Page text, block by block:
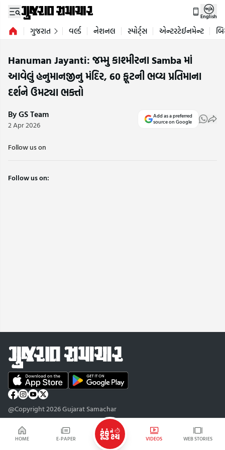
HOME E-PAPER VIDEOS WEB STORIES
English
ગુજરાત વર્લ્ડ નેશનલ સ્પોર્ટ્સ એન્ટરટેઈનમેન્ટ
Hanuman Jayanti: જમ્મુ કાશ્મીરના Samba માં
આવેલું હનુમાનજીનુ મંદિર, 60 ફૂટની ભવ્ય પ્રતિમાના
દર્શને ઉમટ્યા ભક્તો
By GS Team
2 Apr 2026
Add as a preferred
source on Google
Follow us on
Follow us on:
@Copyright 2026 Gujarat Samachar